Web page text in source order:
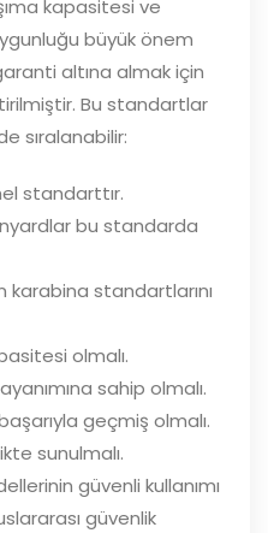
kapasitesi ve
büyük önem
altına almak için
Bu standartlar
sıralanabilir:
standarttır.
bu standarda
karabina standartlarını
olmalı.
sahip olmalı.
geçmiş olmalı.
sunulmalı.
güvenli kullanımı
güvenlik